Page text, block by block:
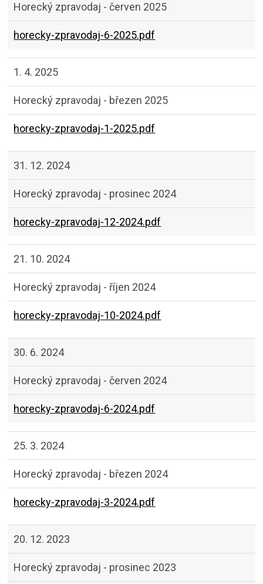
Horecký zpravodaj - červen 2025
horecky-zpravodaj-6-2025.pdf
1. 4. 2025
Horecký zpravodaj - březen 2025
horecky-zpravodaj-1-2025.pdf
31. 12. 2024
Horecký zpravodaj - prosinec 2024
horecky-zpravodaj-12-2024.pdf
21. 10. 2024
Horecký zpravodaj - říjen 2024
horecky-zpravodaj-10-2024.pdf
30. 6. 2024
Horecký zpravodaj - červen 2024
horecky-zpravodaj-6-2024.pdf
25. 3. 2024
Horecký zpravodaj - březen 2024
horecky-zpravodaj-3-2024.pdf
20. 12. 2023
Horecký zpravodaj - prosinec 2023